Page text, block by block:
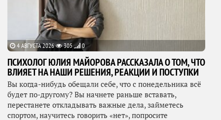
4 АВГУСТА 2026 305 0
ПСИХОЛОГ ЮЛИЯ МАЙОРОВА РАССКАЗАЛА О ТОМ, ЧТО
ВЛИЯЕТ НА НАШИ РЕШЕНИЯ, РЕАКЦИИ И ПОСТУПКИ
Вы когда-нибудь обещали себе, что с понедельника всё
будет по-другому? Вы начнете раньше вставать,
перестанете откладывать важные дела, займетесь
спортом, научитесь говорить «нет», попросите